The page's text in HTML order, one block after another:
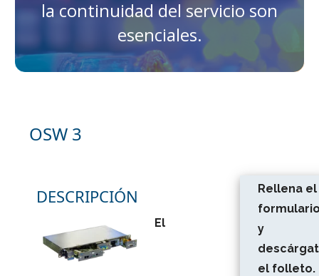
la continuidad del servicio son
esenciales.
OSW 3
DESCRIPCIÓN
El
Rellena el
y
el folleto.